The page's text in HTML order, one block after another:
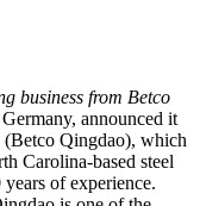
business from Betco
announced it
Qingdao), which
Carolina-based steel
of experience.